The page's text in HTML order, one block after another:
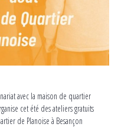
avec la maison de quartier
cet été des ateliers gratuits
de Planoise à Besançon